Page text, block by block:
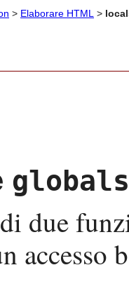
> Elaborare HTML >
globals
due